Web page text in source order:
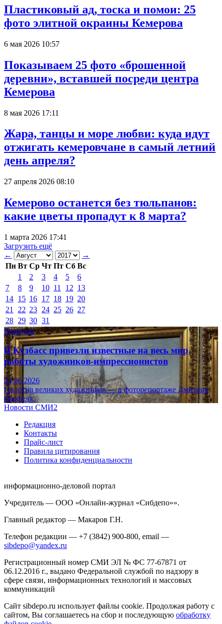
Пластиковый ад, тоска и помои: 25
фото элитной окраины Кемерова
6 мая 2026 10:57
Показываем 25 фото «брошенной
деревни», вставшей посреди центра
Кемерова
8 мая 2026 17:11
Жара, танцы и море любви: куда идут
отжигать кемеровчане в самый летний
день апреля?
27 апреля 2026 08:10
Кемерово останется без тюльпанов:
какие цветы пропадут к 8 марта?
1 марта 2026 17:41
Загрузить ещё
←
→
Пн Вт Ср Чт Пт Сб Вс
1
2 3 4 5
6
7
8 9 10 11 12 13
14 15 16 17 18 19 20
21
22 23 24 25 26 27
28 29 30 31
Культура
В Кузбасс привезли известные на весь мир
работы художников-импрессионистов
23.06.2026
Полотна великих художников — в фоторепортаже Дмитрия
Верфеля.
Новости СМИ2
Редакция
Контакты
Прайс-лист
Правила цитирования
Политика конфиденциальности
информационно-деловой портал
Учредитель — ООО «Онлайн-журнал «Сибдепо»».
Главный редактор — Макаров Г.Н.
Телефон редакции — +7 (3842) 900-800, email —
sibdepo@yandex.ru
Регистрационный номер СМИ ЭЛ № ФС 77-67871 от
06.12.2016 г., выдано Федеральной службой по надзору в
сфере связи, информационных технологий и массовых
коммуникаций
Сайт sibdepo.ru использует файлы cookie. Продолжая работу с
сайтом, Вы соглашаетесь на сбор и последующую обработку